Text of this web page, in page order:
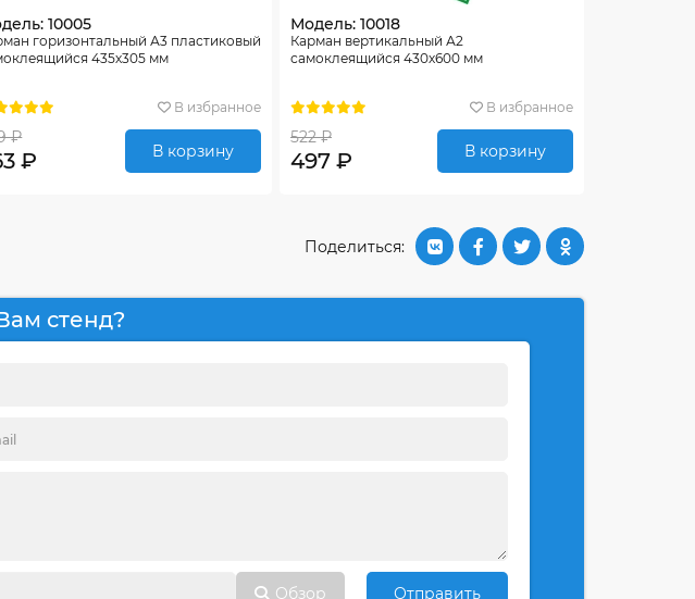
10005
горизонтальный А3 пластиковый
435х305 мм
В избранное
₽
₽ В корзину
Модель: 10018
Карман вертикальный А2
самоклеящийся 430х600 мм
В избранное
522 ₽
497 ₽ В корзину
Поделиться:
стенд?
Обзор Отправить